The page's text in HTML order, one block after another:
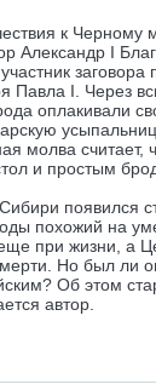
к Черному
Александр I
заговора
Павла I. Через
оплакивали
молва считает,
и простым
появился
похожий на
еще при жизни, а
Но был ли
Об этом
автор.